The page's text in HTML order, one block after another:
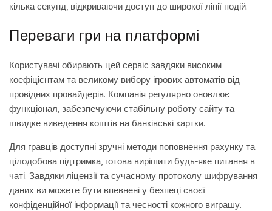
кілька секунд, відкриваючи доступ до широкої лінії подій.
Переваги гри на платформі
Користувачі обирають цей сервіс завдяки високим
коефіцієнтам та великому вибору ігрових автоматів від
провідних провайдерів. Компанія регулярно оновлює
функціонал, забезпечуючи стабільну роботу сайту та
швидке виведення коштів на банківські картки.
Для гравців доступні зручні методи поповнення рахунку та
цілодобова підтримка, готова вирішити будь-яке питання в
чаті. Завдяки ліцензії та сучасному протоколу шифрування
даних ви можете бути впевнені у безпеці своєї
конфіденційної інформації та чесності кожного виграшу.